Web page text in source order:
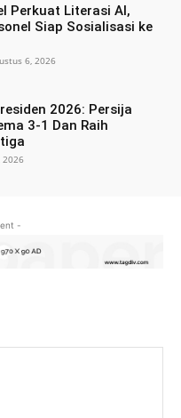
Perkuat Literasi AI,
Siap Sosialisasi ke
6, 2026
2026: Persija
3-1 Dan Raih
2026
-